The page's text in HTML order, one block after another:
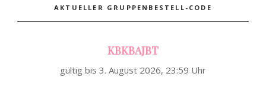
AKTUELLER GRUPPENBESTELL-CODE
KBKBAJBT
gültig bis 3. August 2026, 23:59 Uhr